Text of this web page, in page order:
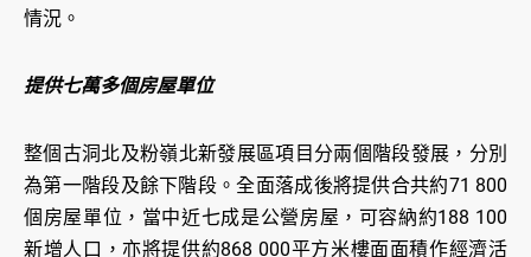
情況。
提供七萬多個房屋單位
整個古洞北及粉嶺北新發展區項目分兩個階段發展，分別
為第一階段及餘下階段。全面落成後將提供合共約71 800
個房屋單位，當中近七成是公營房屋，可容納約188 100
新增人口，亦將提供約868 000平方米樓面面積作經濟活